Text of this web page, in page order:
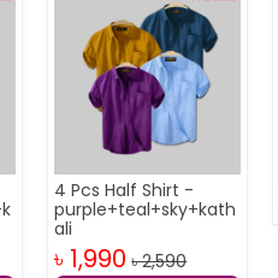
4 Pcs Half Shirt -
purple+teal+sky+kath
ali
৳ 1,990 ৳ 2,590